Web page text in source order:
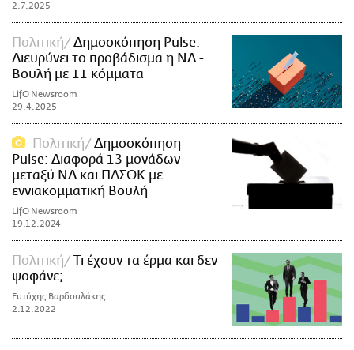
2.7.2025
Πολιτική
Δημοσκόπηση Pulse:
Διευρύνει το προβάδισμα η ΝΔ -
Βουλή με 11 κόμματα
LifO Newsroom
29.4.2025
Πολιτική
Δημοσκόπηση
Pulse: Διαφορά 13 μονάδων
μεταξύ ΝΔ και ΠΑΣΟΚ με
εννιακομματική Βουλή
LifO Newsroom
19.12.2024
Πολιτική
Τι έχουν τα έρμα και δεν
ψοφάνε;
Ευτύχης Βαρδουλάκης
2.12.2022